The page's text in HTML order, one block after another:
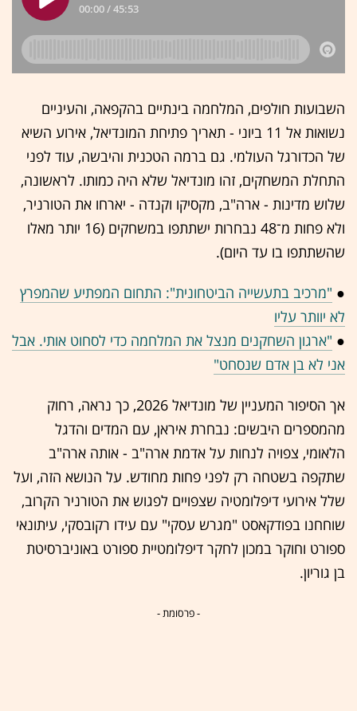
השבועות חולפים, המלחמה בינתיים בהקפאה, והעיניים
נשואות אל 11 ביוני - תאריך פתיחת המונדיאל, אירוע השיא
של הכדורגל העולמי. גם ברמה הטכנית והיבשה, עוד לפני
התחלת המשחקים, זהו מונדיאל שלא היה כמותו. לראשונה,
שלוש מדינות - ארה"ב, מקסיקו וקנדה - יארחו את הטורניר,
ולא פחות מ־48 נבחרות ישתתפו במשחקים (16 יותר מאלו
שהשתתפו בו עד היום).
● "מרכיב בתעשייה הביטחונית": התחום המפתיע שהמפרץ
לא יוותר עליו
● "ארגון השחקנים מנצל את המלחמה כדי לסחוט אותי. אבל
אני לא בן אדם שנסחט"
אך הסיפור המעניין של מונדיאל 2026, כך נראה, רחוק
מהמספרים היבשים: נבחרת איראן, עם המדים והדגל
הלאומי, צפויה לנחות על אדמת ארה"ב - אותה ארה"ב
שתקפה בשטחה רק לפני פחות מחודש. על הנושא הזה, ועל
שלל אירועי דיפלומטיה שצפויים לפגוש את הטורניר הקרוב,
שוחחנו בפודקאסט "מגרש עסקי" עם עידו רקובסקי, עיתונאי
ספורט וחוקר במכון לחקר דיפלומטיית ספורט באוניברסיטת
בן גוריון.
- פרסומת -